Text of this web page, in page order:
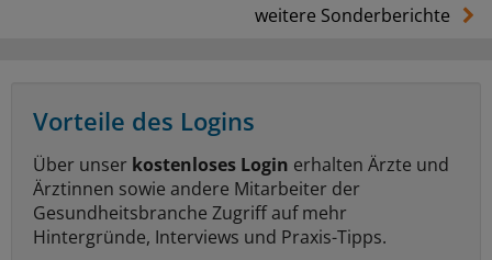
weitere Sonderberichte
Vorteile des Logins
Über unser kostenloses Login erhalten Ärzte und
Ärztinnen sowie andere Mitarbeiter der
Gesundheitsbranche Zugriff auf mehr
Hintergründe, Interviews und Praxis-Tipps.